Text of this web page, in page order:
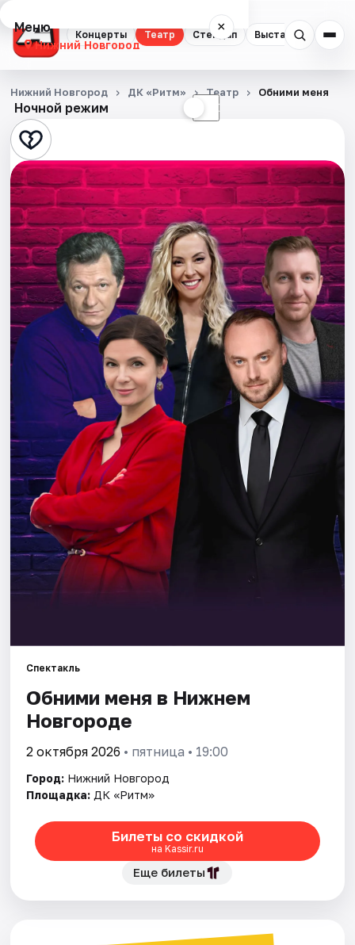
Концерты Театр Стендап Выставки
Меню ×
Нижний Новгород
Концерты
Театр
Стендап
Выставки
Квесты
Экскурсии
Спорт
События
Площадки
Артисты
Рейтинги
Ночной режим ☾
Нижний Новгород ДК «Ритм» Театр Обними меня
Спектакль
Обними меня в Нижнем
Новгороде
2 октября 2026 • пятница • 19:00
Город: Нижний Новгород
Площадка: ДК «Ритм»
Билеты со скидкой
на Kassir.ru
Еще билеты